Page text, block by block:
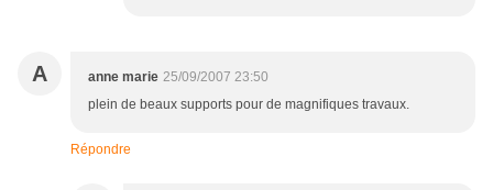
A anne marie 25/09/2007 23:50
plein de beaux supports pour de magnifiques travaux.
Répondre